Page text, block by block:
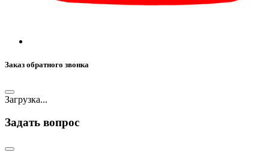
Заказ обратного звонка
Загрузка...
Задать вопрос